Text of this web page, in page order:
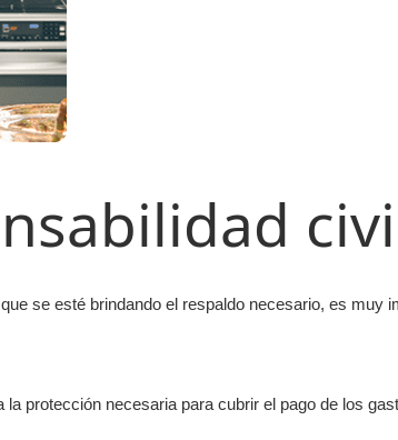
se esté brindando el respaldo necesario, es
protección necesaria para cubrir el pago de los